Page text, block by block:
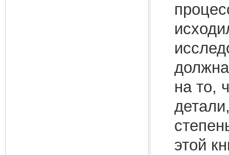
на то,
этой